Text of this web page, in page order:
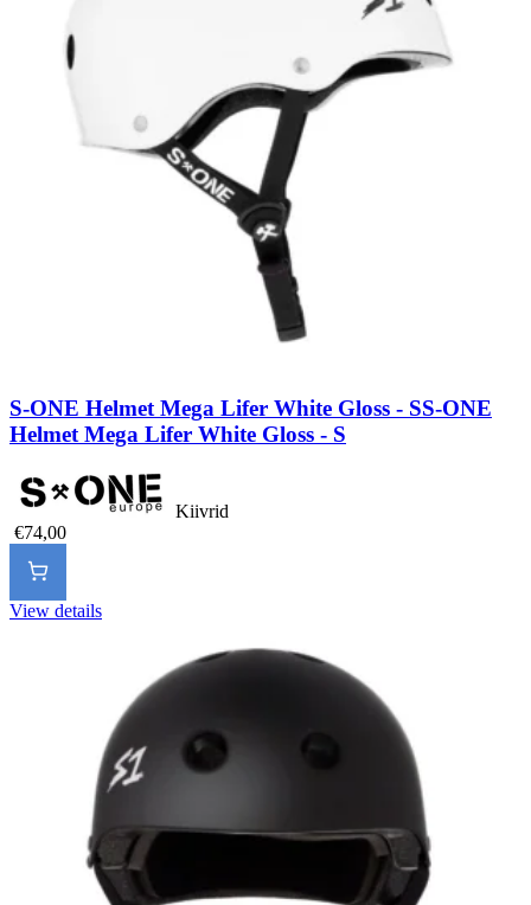
S-ONE Helmet Mega Lifer White Gloss - SS-ONE
Helmet Mega Lifer White Gloss - S
Kiivrid
€74,00
View details